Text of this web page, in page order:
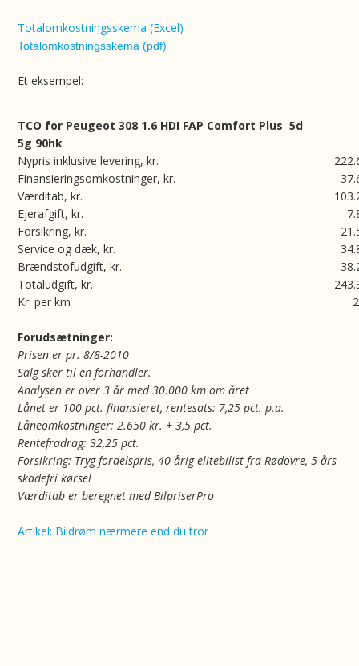
Totalomkostningsskema (Excel)
Totalomkostningsskema (pdf)
Et eksempel:
TCO for Peugeot 308 1.6 HDI FAP Comfort Plus 5d
5g 90hk
Nypris inklusive levering, kr.
Finansieringsomkostninger, kr.
Værditab, kr.
Ejerafgift, kr.
Forsikring, kr.
Service og dæk, kr.
Brændstofudgift, kr.
Totaludgift, kr.
Kr. per km
Forudsætninger:
Prisen er pr. 8/8-2010
Salg sker til en forhandler.
Analysen er over 3 år med 30.000 km om året
Lånet er 100 pct. finansieret, rentesats: 7,25 pct. p.a.
Låneomkostninger: 2.650 kr. + 3,5 pct.
Rentefradrag: 32,25 pct.
Forsikring: Tryg fordelspris, 40-årig elitebilist fra Rødovre, 5 års
skadefri kørsel
Værditab er beregnet med BilpriserPro
Artikel: Bildrøm nærmere end du tror